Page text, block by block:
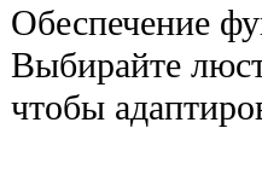
Обеспечение
Выбирайте
чтобы